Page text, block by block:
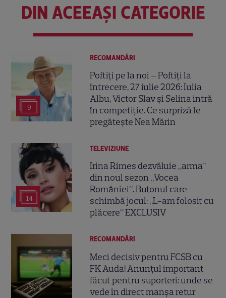
DIN ACEEAȘI CATEGORIE
9
RECOMANDĂRI
Poftiți pe la noi – Poftiți la
întrecere, 27 iulie 2026: Iulia
Albu, Victor Slav și Selina intră
în competiție. Ce surpriză le
pregătește Nea Mărin
14
TELEVIZIUNE
Irina Rimes dezvăluie „arma”
din noul sezon „Vocea
României”. Butonul care
schimbă jocul: „L-am folosit cu
plăcere” EXCLUSIV
RECOMANDĂRI
Meci decisiv pentru FCSB cu
FK Auda! Anunțul important
făcut pentru suporteri: unde se
vede în direct manșa retur